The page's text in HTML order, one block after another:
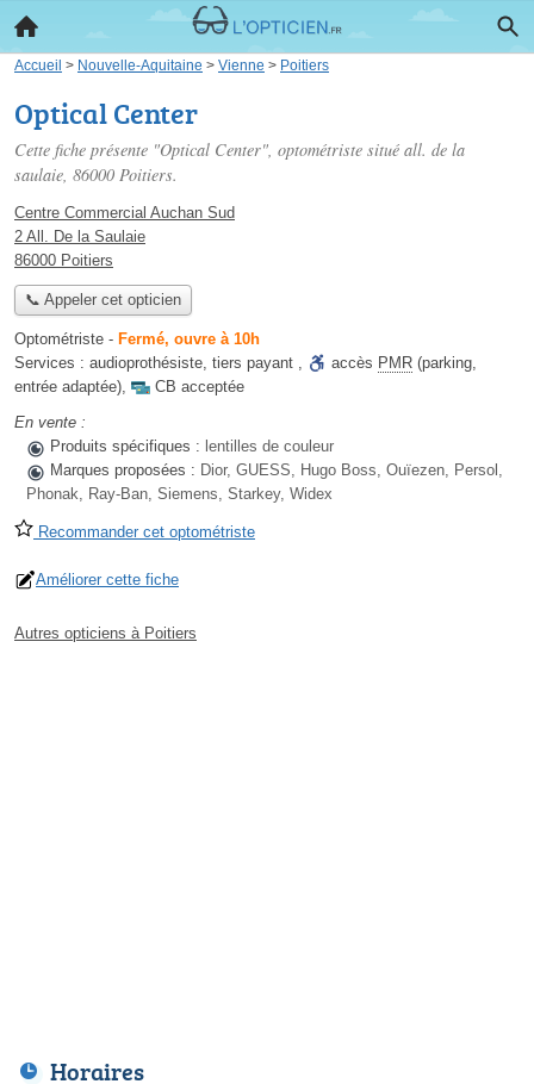
Accueil > Nouvelle-Aquitaine > Vienne > Poitiers
Optical Center
Cette fiche présente "Optical Center", optométriste situé all. de la
saulaie, 86000 Poitiers.
Centre Commercial Auchan Sud
2 All. De la Saulaie
86000 Poitiers
📞 Appeler cet opticien
Optométriste - Fermé, ouvre à 10h
Services : audioprothésiste, tiers payant , accès PMR (parking,
entrée adaptée),
CB acceptée
En vente :
Produits spécifiques : lentilles de couleur
Marques proposées : Dior, GUESS, Hugo Boss, Ouïezen, Persol,
Phonak, Ray-Ban, Siemens, Starkey, Widex
Recommander cet optométriste
Améliorer cette fiche
Autres opticiens à Poitiers
Horaires